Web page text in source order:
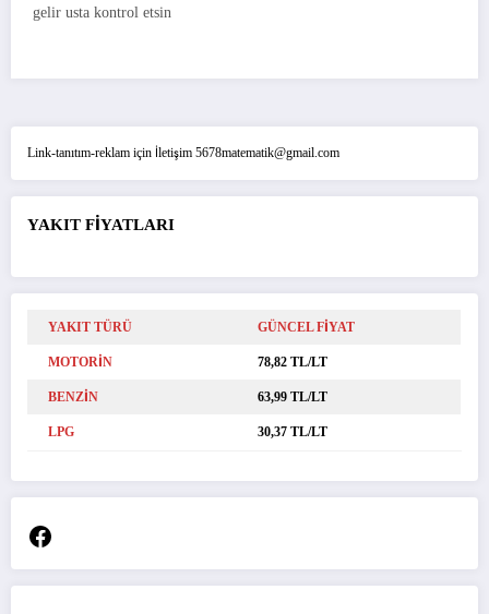
gelir usta kontrol etsin
Link-tanıtım-reklam için İletişim 5678matematik@gmail.com
YAKIT FİYATLARI
YAKIT TÜRÜ GÜNCEL FİYAT
MOTORİN 78,82 TL/LT
BENZİN 63,99 TL/LT
LPG 30,37 TL/LT
Facebook